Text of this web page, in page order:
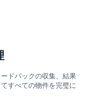
ドバックの収集、結果
すべての物件を完璧に